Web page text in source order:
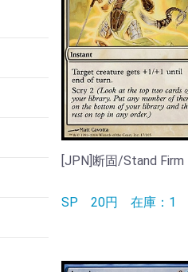
[JPN]断固/Stand Firm
SP 20円 在庫：1